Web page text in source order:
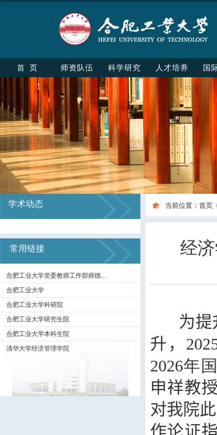
首页 师资队伍 科学研究 人才培养 国
学术动态
常用链接
合肥工业大学党委教师工作部师德...
合肥工业大学
合肥工业大学科研院
合肥工业大学研究生院
合肥工业大学本科生院
清华大学经济管理学院
当前位置： 首页
经
为提
升，
2026年
申祥教
对我院
作论证